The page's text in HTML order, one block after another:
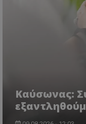
Kαύσωνας: